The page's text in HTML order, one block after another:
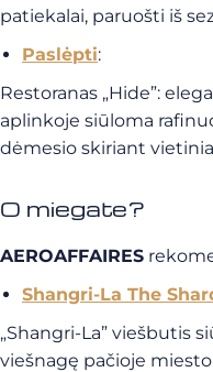
patiekalai, paruošti iš
Paslėpti:
Restoranas „Hide”:
aplinkoje siūloma
dėmesio skiriant
O miegate?
AEROAFFAIRES
Shangri-La The
„Shangri-La” viešbutis
viešnagę pačioje